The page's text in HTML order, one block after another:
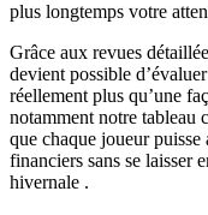
plus longtemps votre
Grâce aux revues
devient possible
réellement plus qu’une
notamment notre tableau
que chaque joueur puisse
financiers sans se laisser
hivernale .